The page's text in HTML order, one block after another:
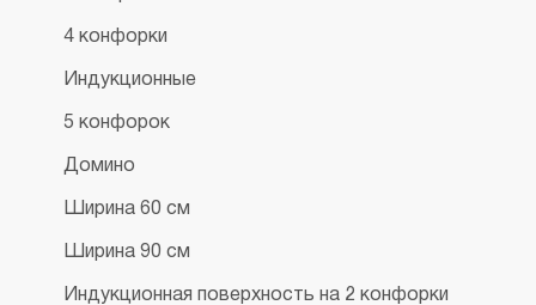
Аксессуары
Шоу-рум
4 конфорки
Индукционные
5 конфорок
Домино
Ширина 60 см
Ширина 90 см
Индукционная поверхность на 2 конфорки